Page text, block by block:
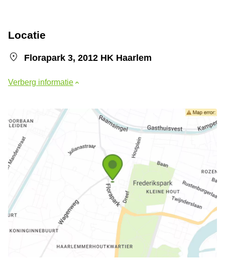
Locatie
Florapark 3, 2012 HK Haarlem
Verberg informatie